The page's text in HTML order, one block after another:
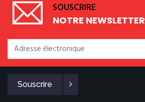
SOUSCRIRE
NOTRE NEWSLETTER
Souscrire